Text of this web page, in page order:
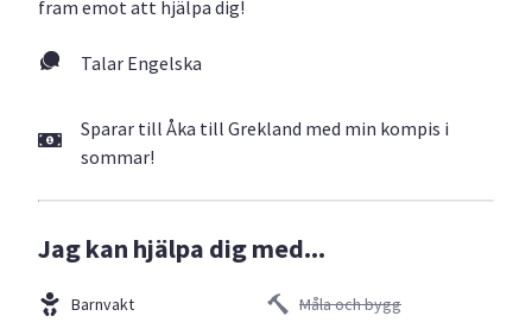
fram emot att hjälpa dig!
Talar Engelska
Sparar till Åka till Grekland med min kompis i
sommar!
Jag kan hjälpa dig med...
Barnvakt
Måla och bygg